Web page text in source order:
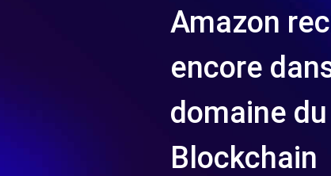
Amazon
encore
domaine du
Blockchain